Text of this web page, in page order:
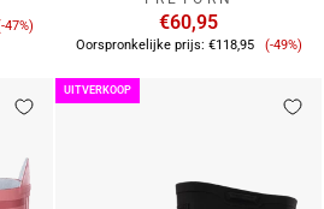
47%) €60,95
Oorspronkelijke prijs: €118,95 (-49%)
UITVERKOOP